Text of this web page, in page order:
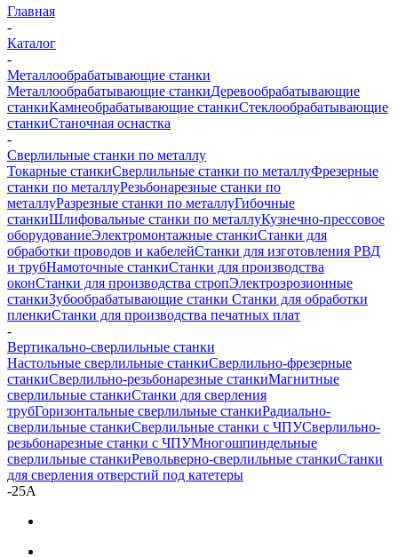
Главная
-
Каталог
-
Металлообрабатывающие станки
Металлообрабатывающие станкиДеревообрабатывающие
станкиКамнеобрабатывающие станкиСтеклообрабатывающие
станкиСтаночная оснастка
-
Сверлильные станки по металлу
Токарные станкиСверлильные станки по металлуФрезерные
станки по металлуРезьбонарезные станки по
металлуРазрезные станки по металлуГибочные
станкиШлифовальные станки по металлуКузнечно-прессовое
оборудованиеЭлектромонтажные станкиСтанки для
обработки проводов и кабелейСтанки для изготовления РВД
и трубНамоточные станкиСтанки для производства
оконСтанки для производства стропЭлектроэрозионные
станкиЗубообрабатывающие станки Станки для обработки
пленкиСтанки для производства печатных плат
-
Вертикально-сверлильные станки
Настольные сверлильные станкиСверлильно-фрезерные
станкиСверлильно-резьбонарезные станкиМагнитные
сверлильные станкиСтанки для сверления
трубГоризонтальные сверлильные станкиРадиально-
сверлильные станкиСверлильные станки с ЧПУСверлильно-
резьбонарезные станки с ЧПУМногошпиндельные
сверлильные станкиРевольверно-сверлильные станкиСтанки
для сверления отверстий под катетеры
-25A